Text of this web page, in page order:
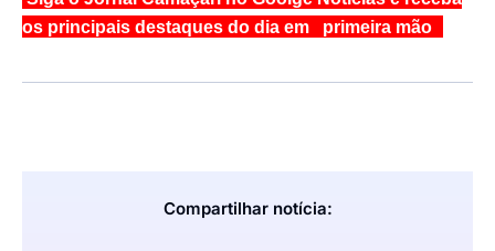
os principais destaques do dia em primeira mão
Compartilhar notícia: